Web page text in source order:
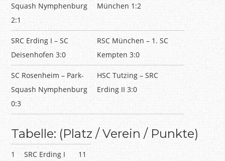
Squash Nymphenburg
2:1
München 1:2
SRC Erding I – SC
Deisenhofen 3:0
RSC München – 1. SC
Kempten 3:0
SC Rosenheim – Park-
Squash Nymphenburg
0:3
HSC Tutzing – SRC
Erding II 3:0
Tabelle: (Platz / Verein / Punkte)
1 SRC Erding I 11